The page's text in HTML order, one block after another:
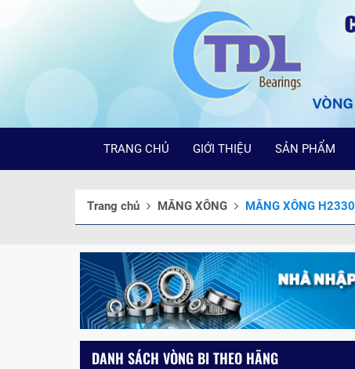
TRANG CHỦ GIỚI THIỆU SẢN PHẨM
Trang chủ MĂNG XÔNG MĂNG XÔNG H2330
DANH SÁCH VÒNG BI THEO HÃNG